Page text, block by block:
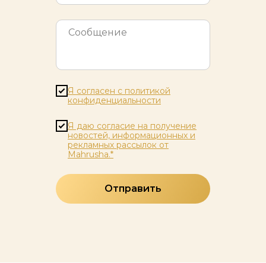
Я согласен с политикой
конфиденциальности
Я даю согласие на получение
новостей, информационных и
рекламных рассылок от
Mahrusha.*
Отправить